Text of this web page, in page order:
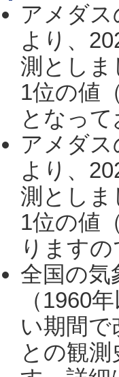
アメダ
より、
測としま
1位の値
となっ
アメダ
より、
測としま
1位の値
ります
全国の気
（1960
い期間
との観